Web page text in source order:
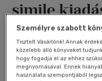
simile
Arany János
Antikvár könyv (5db)
Személyre szabott
Tisztelt Vásárlónk! Annak
közelebb álló könyveket
hogy fogadja el az ehhez
megnyomásával. Ennek
használata szempontjából